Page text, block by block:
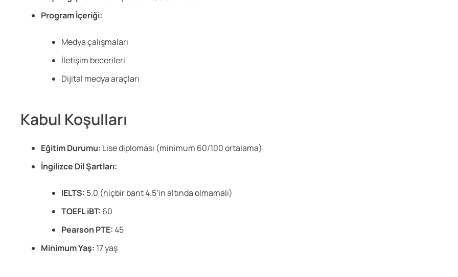
Program İçeriği:
Medya çalışmaları
İletişim becerileri
Dijital medya araçları
Kabul Koşulları
Eğitim Durumu: Lise diploması (minimum 60/100 ortalama)
İngilizce Dil Şartları:
IELTS: 5.0 (hiçbir bant 4.5’in altında olmamalı)
TOEFL iBT: 60
Pearson PTE:45
Minimum Yaş: 17 yaş